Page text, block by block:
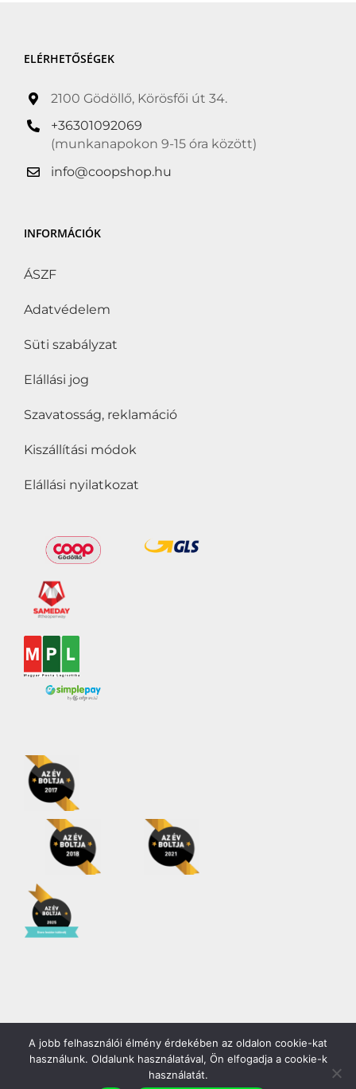
ELÉRHETŐSÉGEK
2100 Gödöllő, Körösfői út 34.
+36301092069
(munkanapokon 9-15 óra között)
info@coopshop.hu
INFORMÁCIÓK
ÁSZF
Adatvédelem
Süti szabályzat
Elállási jog
Szavatosság, reklamáció
Kiszállítási módok
Elállási nyilatkozat
Copyright 2026 | Minden jog fenntartva! |Gödöllő COOP Zrt.
FacebookYouTube
Instagram
A jobb felhasználói élmény érdekében az oldalon cookie-kat
használunk. Oldalunk használatával, Ön elfogadja a cookie-k
használatát.